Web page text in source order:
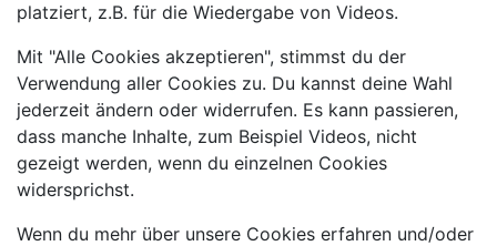
platziert, z.B. für die Wiedergabe von Videos.
Mit "Alle Cookies akzeptieren", stimmst du der
Verwendung aller Cookies zu. Du kannst deine Wahl
jederzeit ändern oder widerrufen. Es kann passieren,
dass manche Inhalte, zum Beispiel Videos, nicht
gezeigt werden, wenn du einzelnen Cookies
widersprichst.
Wenn du mehr über unsere Cookies erfahren und/oder